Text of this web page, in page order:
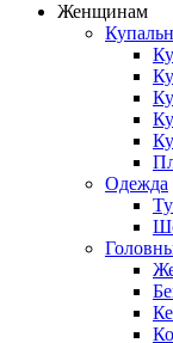
Женщинам
Одежда